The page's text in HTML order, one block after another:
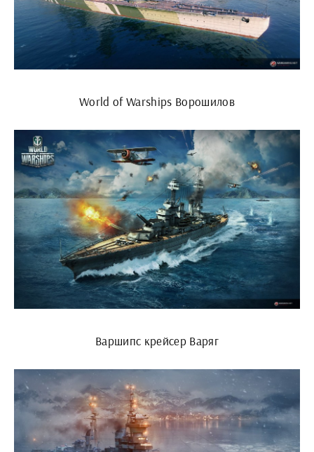
World of Warships Ворошилов
Варшипс крейсер Варяг